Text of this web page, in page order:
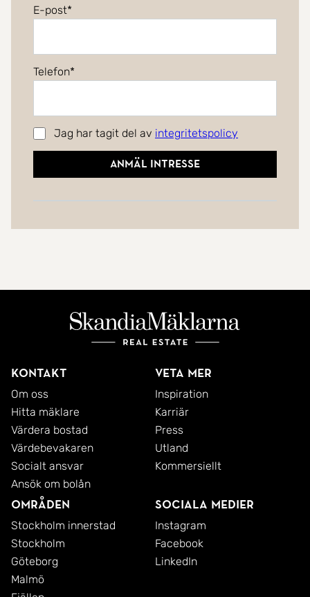
E-post
Telefon
Jag har tagit del av integritetspolicy
Anmäl intresse
Kontakt
Om oss
Hitta mäklare
Värdera bostad
Värdebevakaren
Socialt ansvar
Ansök om bolån
Veta mer
Inspiration
Karriär
Press
Utland
Kommersiellt
Områden
Stockholm innerstad
Stockholm
Göteborg
Malmö
Sociala medier
Instagram
Facebook
LinkedIn